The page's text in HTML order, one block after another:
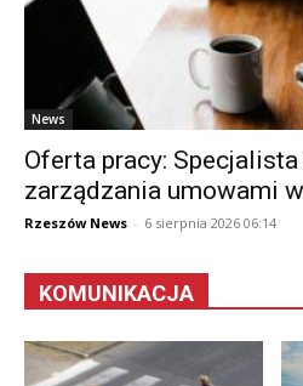
News
Oferta pracy:
zarządzania umowami
Rzeszów News - 6 sierpnia 2026 06:14
KOMUNIKACJA